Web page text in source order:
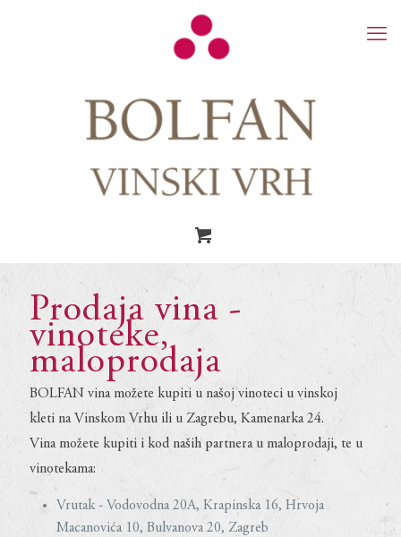
Prodaja vina -
vinoteke,
maloprodaja
BOLFAN vina možete kupiti u našoj vinoteci u vinskoj
kleti na Vinskom Vrhu ili u Zagrebu, Kamenarka 24.
Vina možete kupiti i kod naših partnera u maloprodaji, te u
vinotekama:
Vrutak - Vodovodna 20A, Krapinska 16, Hrvoja
Macanovića 10, Bulvanova 20, Zagreb